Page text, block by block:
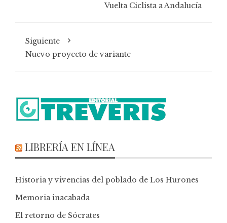
Vuelta Ciclista a Andalucía
Siguiente
Nuevo proyecto de variante
LIBRERÍA EN LÍNEA
Historia y vivencias del poblado de Los Hurones
Memoria inacabada
El retorno de Sócrates